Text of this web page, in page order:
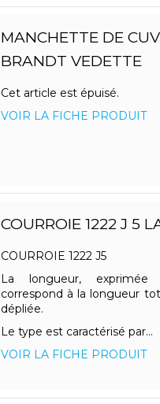
MANCHETTE DE
BRANDT VEDETTE
Cet article est épuisé.
VOIR LA FICHE PRODUIT
COURROIE 1222 J 5
COURROIE 1222 J5
La longueur, exprimée
correspond à la longueur
dépliée.
Le type est caractérisé par...
VOIR LA FICHE PRODUIT